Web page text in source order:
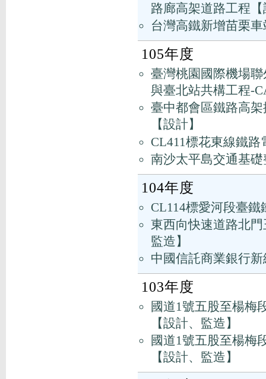
路廊高架道路工程
台灣高鐵新增苗栗
105年度
臺灣桃園國際機場
與臺北站共構工程-
臺中都會區鐵路高
【設計】
CL411標花東線鐵
南沙太平島交通基
104年度
CL114標愛河段臺
東西向快速道路北
監造】
中國信託商業銀行
103年度
國道1號五股至楊梅
【設計、監造】
國道1號五股至楊梅
【設計、監造】